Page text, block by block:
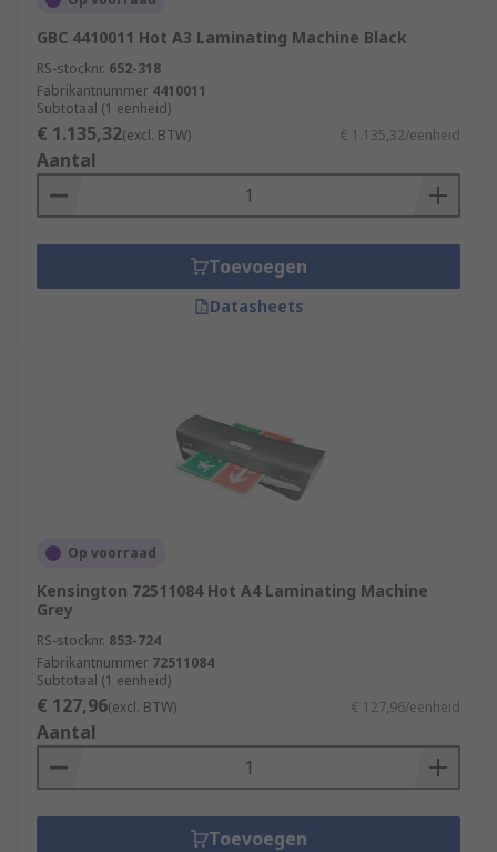
GBC 4410011 Hot A3 Laminating Machine Black
RS-stocknr. 652-318
Fabrikantnummer 4410011
Subtotaal (1 eenheid)
€ 1.135,32(excl. BTW) € 1.135,32/eenheid
Aantal
Toevoegen
Datasheets
Op voorraad
Kensington 72511084 Hot A4 Laminating Machine
Grey
RS-stocknr. 853-724
Fabrikantnummer 72511084
Subtotaal (1 eenheid)
€ 127,96(excl. BTW) € 127,96/eenheid
Aantal
Toevoegen